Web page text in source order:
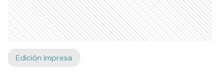
Edición Impresa